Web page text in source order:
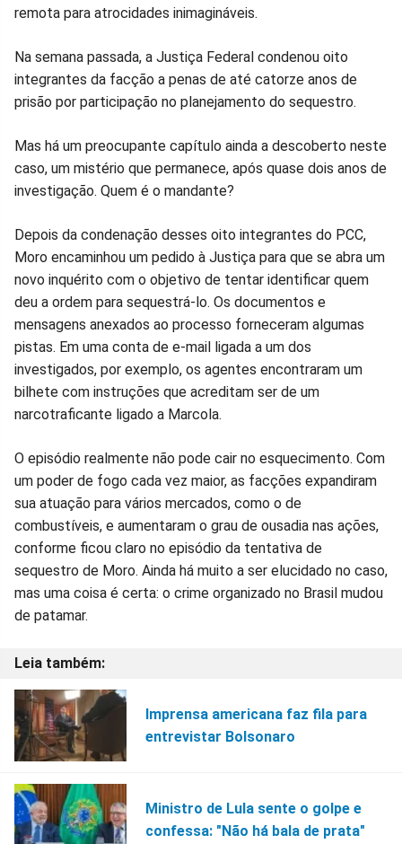
remota para atrocidades inimagináveis.
Na semana passada, a Justiça Federal condenou oito
integrantes da facção a penas de até catorze anos de
prisão por participação no planejamento do sequestro.
Mas há um preocupante capítulo ainda a descoberto neste
caso, um mistério que permanece, após quase dois anos de
investigação. Quem é o mandante?
Depois da condenação desses oito integrantes do PCC,
Moro encaminhou um pedido à Justiça para que se abra um
novo inquérito com o objetivo de tentar identificar quem
deu a ordem para sequestrá-lo. Os documentos e
mensagens anexados ao processo forneceram algumas
pistas. Em uma conta de e-mail ligada a um dos
investigados, por exemplo, os agentes encontraram um
bilhete com instruções que acreditam ser de um
narcotraficante ligado a Marcola.
O episódio realmente não pode cair no esquecimento. Com
um poder de fogo cada vez maior, as facções expandiram
sua atuação para vários mercados, como o de
combustíveis, e aumentaram o grau de ousadia nas ações,
conforme ficou claro no episódio da tentativa de
sequestro de Moro. Ainda há muito a ser elucidado no caso,
mas uma coisa é certa: o crime organizado no Brasil mudou
de patamar.
Imprensa americana faz fila para
entrevistar Bolsonaro
Ministro de Lula sente o golpe e
confessa: "Não há bala de prata"